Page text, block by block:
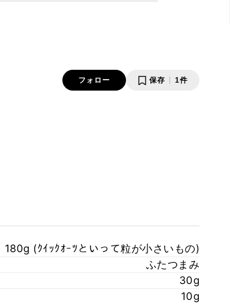
フォロー 保存 1件
180g (ｸｲｯｸｵｰﾂといって粒が小さいもの)
ふたつまみ
30g
10g